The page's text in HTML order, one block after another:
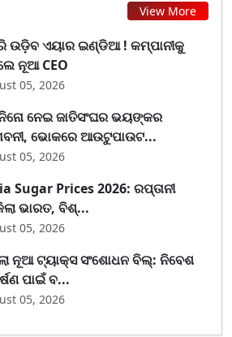
View More
ଉଡ଼ିବ ଏୟାର ଇଣ୍ଡିଆ ! କମ୍ପାନୀକୁ
ନୂଆ CEO
05, 2026
ନେଇ ଜାତିସଂଘର ଭୟଙ୍କର
ଭୋକରେ ଆଉଟୁପାଉଟ...
05, 2026
Sugar Prices 2026: ରପ୍ତାନୀ
ଭାରତ, ବିଶ୍...
05, 2026
ନୂଆ ଟ୍ୟାକ୍ସ ସଂଶୋଧନ ବିଲ୍: ନିବେଶ
ପାଇଁ ବ...
05, 2026